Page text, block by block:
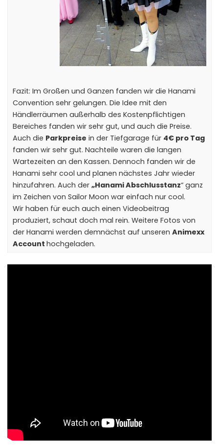
Fazit: Im Großen und Ganzen fanden wir die Hanami
Convention sehr gelungen. Die Idee mit den
Händlerräumen außerhalb des Kostenpflichtigen
Bereiches fanden wir sehr gut, und auch die Preise.
Auch die Parkpreise in der Tiefgarage für 4€ pro Tag
fanden wir sehr gut. Nachteile waren die langen
Wartezeiten an den Kassen. Dennoch fanden wir de
Hanami sehr cool und planen nächstes Jahr wieder
hinzufahren. Auch der „Hanami Abschlusstanz“ ganz
im Zeichen von Sailor Moon war einfach nur cool.
Wir haben für euch auch einen Videobeitrag
produziert, schaut doch mal rein. Weitere Fotos von
der Hanami werden demnächst auf unseren Animexx
Account hochgeladen.